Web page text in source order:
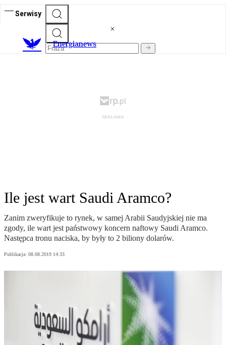
Serwisy
Energianews
Ile jest wart Saudi Aramco?
Zanim zweryfikuje to rynek, w samej Arabii Saudyjskiej nie ma
zgody, ile wart jest państwowy koncern naftowy Saudi Aramco.
Następca tronu naciska, by były to 2 biliony dolarów.
Publikacja: 08.08.2019 14:33